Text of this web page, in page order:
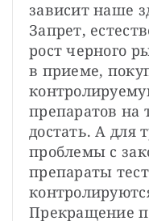
зависит наше
Запрет,
рост черного
в приеме,
препаратов на
достать. А для
проблемы с
препараты
Прекращение